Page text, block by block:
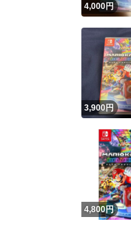
4,000円
3,900円
4,800円